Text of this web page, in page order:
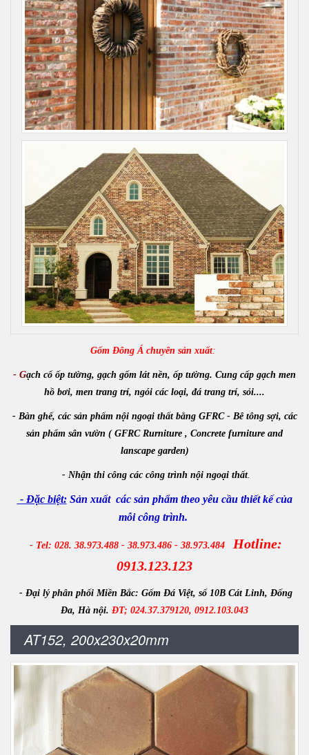
Gốm Đông Á chuyên sản xuất:
- Gạch cổ ốp tường, gạch gốm lát nền, ốp tường. Cung cấp gạch men
hồ bơi, men trang trí, ngói các loại, đá trang trí, sỏi....
- Bàn ghế, các sản phẩm nội ngoại thất bằng GFRC - Bê tông sợi, các
sản phẩm sân vườn ( GFRC Rurniture , Concrete furniture and
lanscape garden)
- Nhận thi công các công trình nội ngoại thất.
- Đặc biệt: Sản xuất các sản phẩm theo yêu cầu thiết kế của
mỗi công trình.
- Tel: 028. 38.973.488 - 38.973.486 - 38.973.484
Hotline:
0913.123.123
- Đại lý phân phối Miền Bắc: Gốm Đá Việt, số 10B Cát Linh, Đống
Đa, Hà nội. ĐT; 024.37.379120, 0912.103.043
AT152, 200x230x20mm